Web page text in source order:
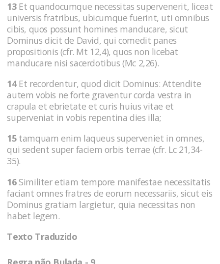
13Et quandocumque necessitas supervenerit, liceat
universis fratribus, ubicumque fuerint, uti omnibus
cibis, quos possunt homines manducare, sicut
Dominus dicit de David, qui comedit panes
propositionis (cfr. Mt 12,4), quos non licebat
manducare nisi sacerdotibus (Mc 2,26).
14Et recordentur, quod dicit Dominus: Attendite
autem vobis ne forte graventur corda vestra in
crapula et ebrietate et curis huius vitae et
superveniat in vobis repentina dies illa;
15tamquam enim laqueus superveniet in omnes,
qui sedent super faciem orbis terrae (cfr. Lc 21,34-
35).
16Similiter etiam tempore manifestae necessitatis
faciant omnes fratres de eorum necessariis, sicut eis
Dominus gratiam largietur, quia necessitas non
habet legem.
Texto Traduzido